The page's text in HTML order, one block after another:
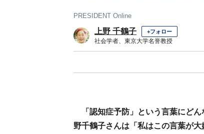
PRESIDENT Online
上野 千鶴子 +フォロー
社会学者、東京大学名誉教授
「認知症予防」という言葉にど
野千鶴子さんは「私はこの言葉が